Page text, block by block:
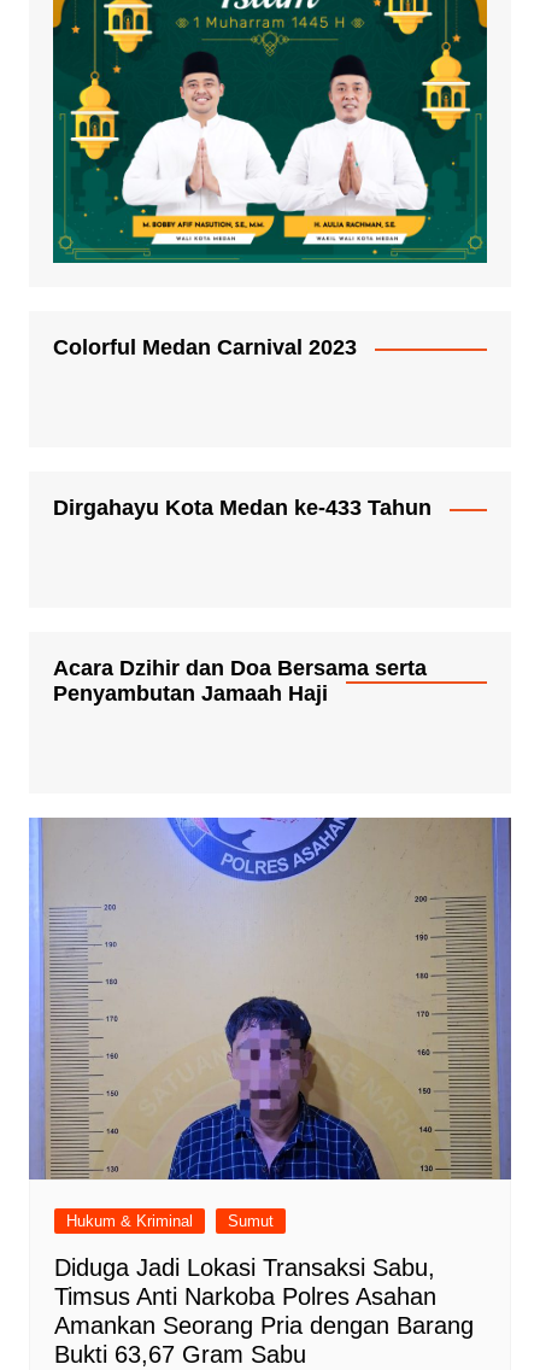
Colorful Medan Carnival 2023
Dirgahayu Kota Medan ke-433 Tahun
Acara Dzihir dan Doa Bersama serta
Penyambutan Jamaah Haji
Hukum & Kriminal Sumut
Diduga Jadi Lokasi Transaksi Sabu,
Timsus Anti Narkoba Polres Asahan
Amankan Seorang Pria dengan Barang
Bukti 63,67 Gram Sabu